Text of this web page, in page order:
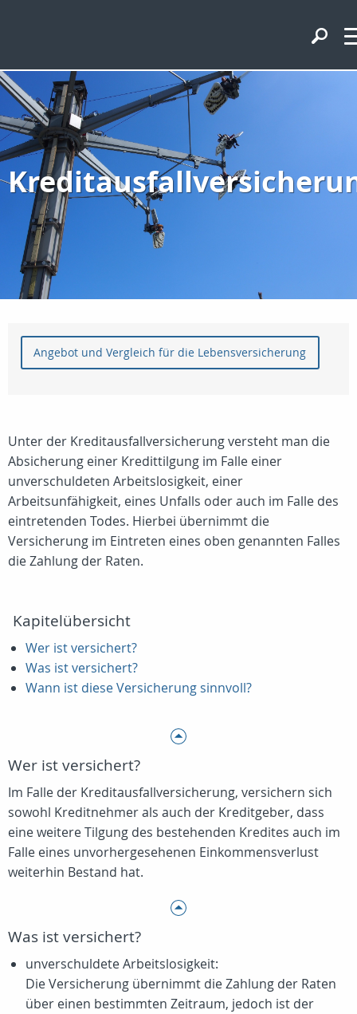
Angebot und Vergleich für die Lebensversicherung
Unter der Kreditausfallversicherung versteht man die
Absicherung einer Kredittilgung im Falle einer
unverschuldeten Arbeitslosigkeit, einer
Arbeitsunfähigkeit, eines Unfalls oder auch im Falle des
eintretenden Todes. Hierbei übernimmt die
Versicherung im Eintreten eines oben genannten Falles
die Zahlung der Raten.
Kapitelübersicht
Wer ist versichert?
Was ist versichert?
Wann ist diese Versicherung sinnvoll?
Wer ist versichert?
Im Falle der Kreditausfallversicherung, versichern sich
sowohl Kreditnehmer als auch der Kreditgeber, dass
eine weitere Tilgung des bestehenden Kredites auch im
Falle eines unvorhergesehenen Einkommensverlust
weiterhin Bestand hat.
Was ist versichert?
unverschuldete Arbeitslosigkeit:
Die Versicherung übernimmt die Zahlung der Raten
über einen bestimmten Zeitraum, jedoch ist der